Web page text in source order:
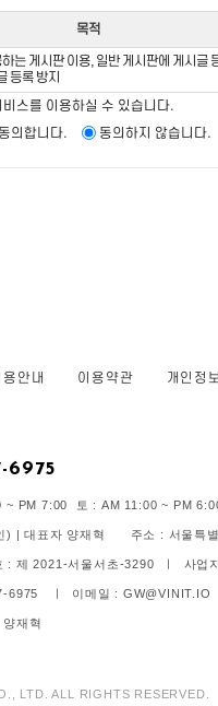
목적
는 게시판 이용, 일반 게시판에 게시글
등록 방지
스를 이용하실 수 있습니다.
의합니다.
동의하지 않습니다.
용안내 이용약관 개인정
6975
~ PM 7:00 토 : AM 11:00 ~ PM
) | 대표자 양재혁 주소 : 서울특별
: 제 2021-서울서초-3290 ㅣ 사업
6975 ㅣ 이메일 : GW@VINIT.IO
양재혁
LTD. ALL RIGHTS RESERVED.